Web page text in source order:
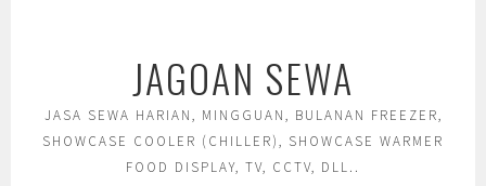
JAGOAN SEWA
JASA SEWA HARIAN, MINGGUAN, BULANAN FREEZER,
SHOWCASE COOLER (CHILLER), SHOWCASE WARMER
FOOD DISPLAY, TV, CCTV, DLL..